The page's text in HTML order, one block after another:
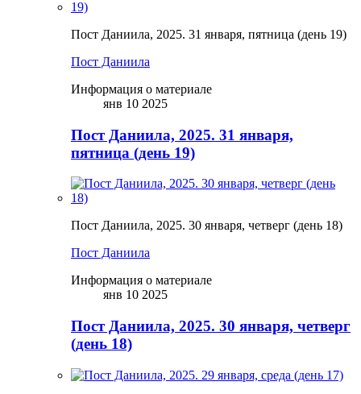
Пост Даниила, 2025. 31 января, пятница (день 19)
Пост Даниила
Информация о материале
янв 10 2025
Пост Даниила, 2025. 31 января,
пятница (день 19)
Пост Даниила, 2025. 30 января, четверг (день 18)
Пост Даниила
Информация о материале
янв 10 2025
Пост Даниила, 2025. 30 января, четверг
(день 18)